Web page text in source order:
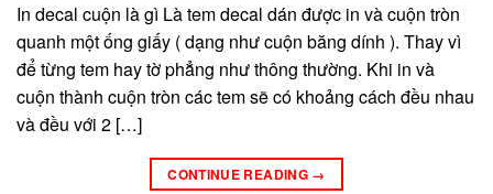
In decal cuộn là gì Là tem decal dán được in và cuộn tròn
quanh một ống giấy ( dạng như cuộn băng dính ). Thay vì
để từng tem hay tờ phẳng như thông thường. Khi in và
cuộn thành cuộn tròn các tem sẽ có khoảng cách đều nhau
và đều với 2 […]
CONTINUE READING →